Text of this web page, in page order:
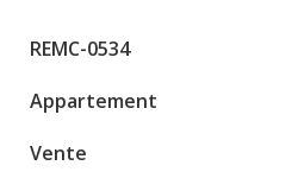
REMC-0534
Appartement
Vente